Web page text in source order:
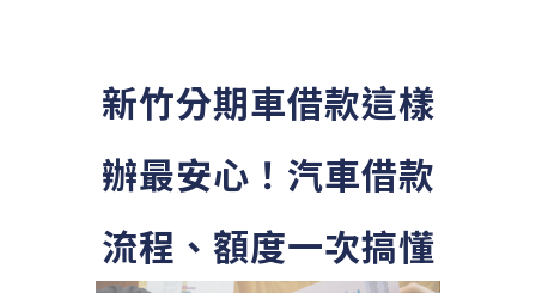
新竹分期車借款這樣
辦最安心！汽車借款
流程、額度一次搞懂